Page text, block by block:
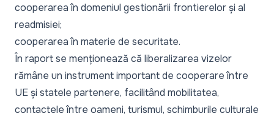
cooperarea în domeniul gestionării frontierelor și al
readmisiei;
cooperarea în materie de securitate.
În raport se menționează că liberalizarea vizelor
rămâne un instrument important de cooperare între
UE și statele partenere, facilitând mobilitatea,
contactele între oameni, turismul, schimburile culturale